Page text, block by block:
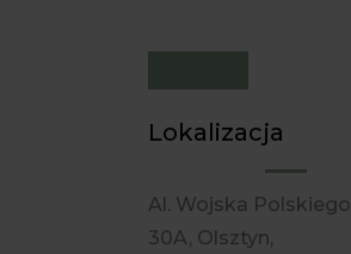
Lokalizacja
Al. Wojska Polskiego
30A, Olsztyn,